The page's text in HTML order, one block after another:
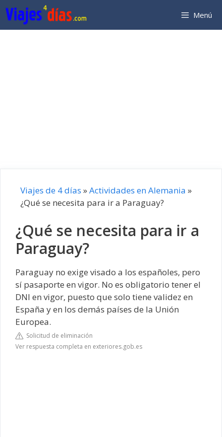
Saltar
al
contenido
Menú
Viajes de 4 días »Actividades en Alemania »
¿Qué se necesita para ir a Paraguay?
¿Qué se necesita para ir a
Paraguay?
Paraguay no exige visado a los españoles, pero
sí pasaporte en vigor. No es obligatorio tener el
DNI en vigor, puesto que solo tiene validez en
España y en los demás países de la Unión
Europea.
Solicitud de eliminación
Ver respuesta completa en exteriores.gob.es